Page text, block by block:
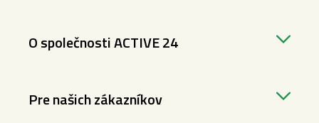
O společnosti ACTIVE 24
Pre našich zákazníkov